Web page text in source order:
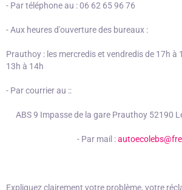
- Par téléphone au : 06 62 65 96 76
- Aux heures d'ouverture des bureaux :
Prauthoy : les mercredis et vendredis de 17h à
13h à 14h
- Par courrier au ::
ABS 9 Impasse de la gare Prauthoy 52190
- Par mail :
Expliquez clairement votre problème, votre